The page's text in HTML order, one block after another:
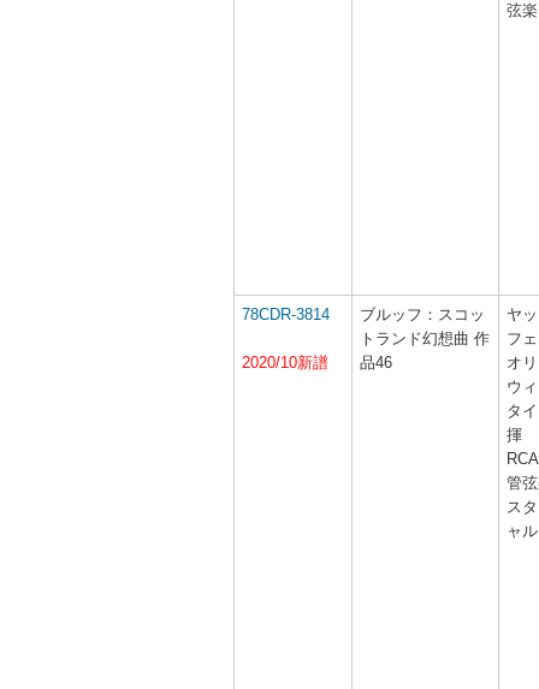
弦
78CDR-3814
2020/10新譜
ブルッフ：スコッ
トランド幻想曲 作
品46
ヤ
フ
オ
ウ
タ
揮
管
ス
ャ